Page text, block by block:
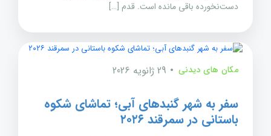
دست‌نخورده باقی مانده است. قدم […]
مکان های دیدنی 29 ژانویه 2026
سفر به شهر گنبدهای آبی؛ تماشای شکوه
باستانی در سمرقند ۲۰۲۶